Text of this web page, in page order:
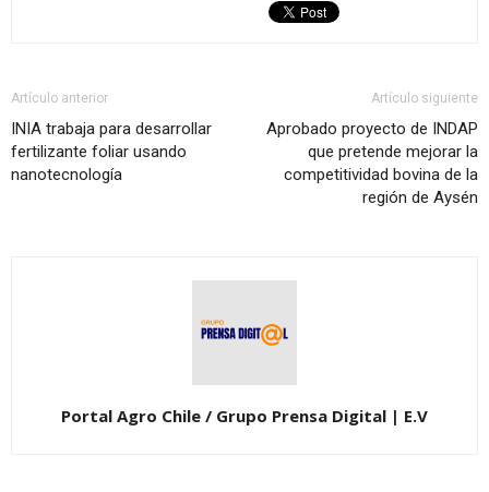
Artículo anterior
INIA trabaja para desarrollar
fertilizante foliar usando
nanotecnología
Artículo siguiente
Aprobado proyecto de INDAP
que pretende mejorar la
competitividad bovina de la
región de Aysén
Portal Agro Chile / Grupo Prensa Digital | E.V